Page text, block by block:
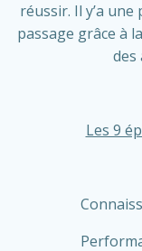
réussir. Il y’a
passage grâce à
des
Les 9